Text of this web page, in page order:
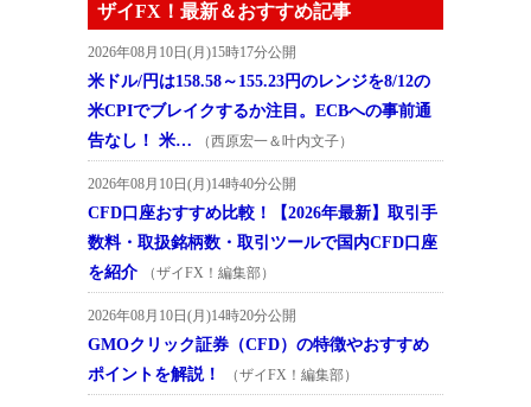
ザイFX！最新＆おすすめ記事
2026年08月10日(月)15時17分公開
米ドル/円は158.58～155.23円のレンジを8/12の
米CPIでブレイクするか注目。ECBへの事前通
告なし！ 米…
（西原宏一＆叶内文子）
2026年08月10日(月)14時40分公開
CFD口座おすすめ比較！【2026年最新】取引手
数料・取扱銘柄数・取引ツールで国内CFD口座
を紹介
（ザイFX！編集部）
2026年08月10日(月)14時20分公開
GMOクリック証券（CFD）の特徴やおすすめ
ポイントを解説！
（ザイFX！編集部）